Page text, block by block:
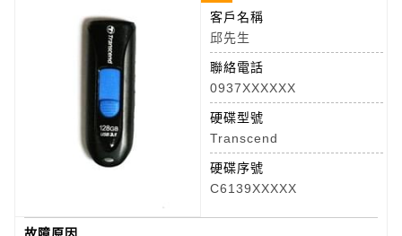
客戶名稱
邱先生
聯絡電話
0937XXXXXX
硬碟型號
Transcend
硬碟序號
C6139XXXXX
故障原因